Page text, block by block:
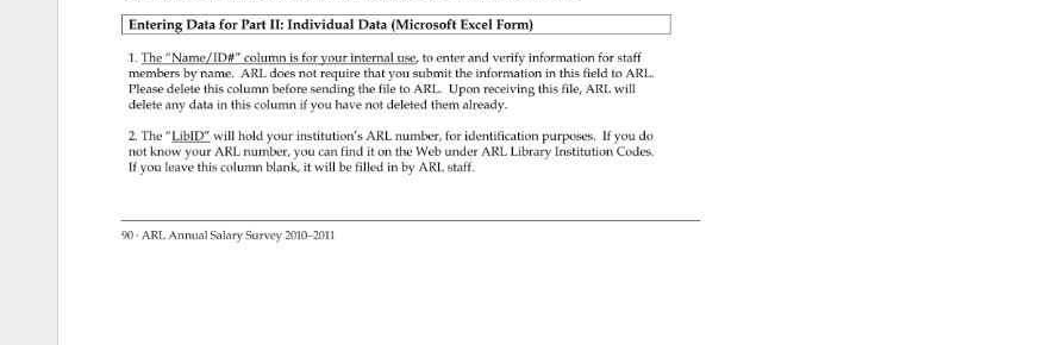
90 · ARL Annual Salary Survey 2010–2011







